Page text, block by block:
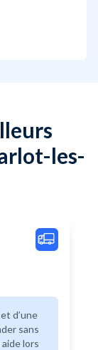
les-
d’une
sans
lors